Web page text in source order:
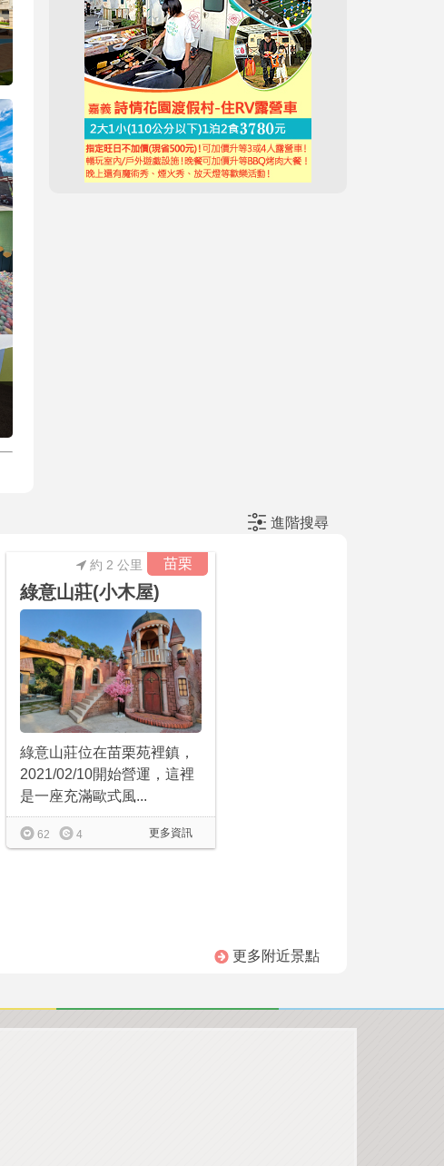
進階搜尋
苗栗
約 2 公里
綠意山莊(小木屋)
綠意山莊位在苗栗苑裡鎮，
2021/02/10開始營運，這裡
是一座充滿歐式風...
更多資訊
62 4
更多附近景點